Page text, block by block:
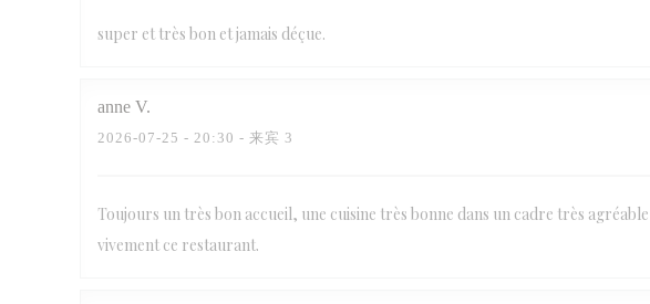
super et très bon et jamais déçue.
anne V
2026-07-25 - 20:30 - 来宾 3
Toujours un très bon accueil, une cuisine très bonne dans un cadre très
vivement ce restaurant.